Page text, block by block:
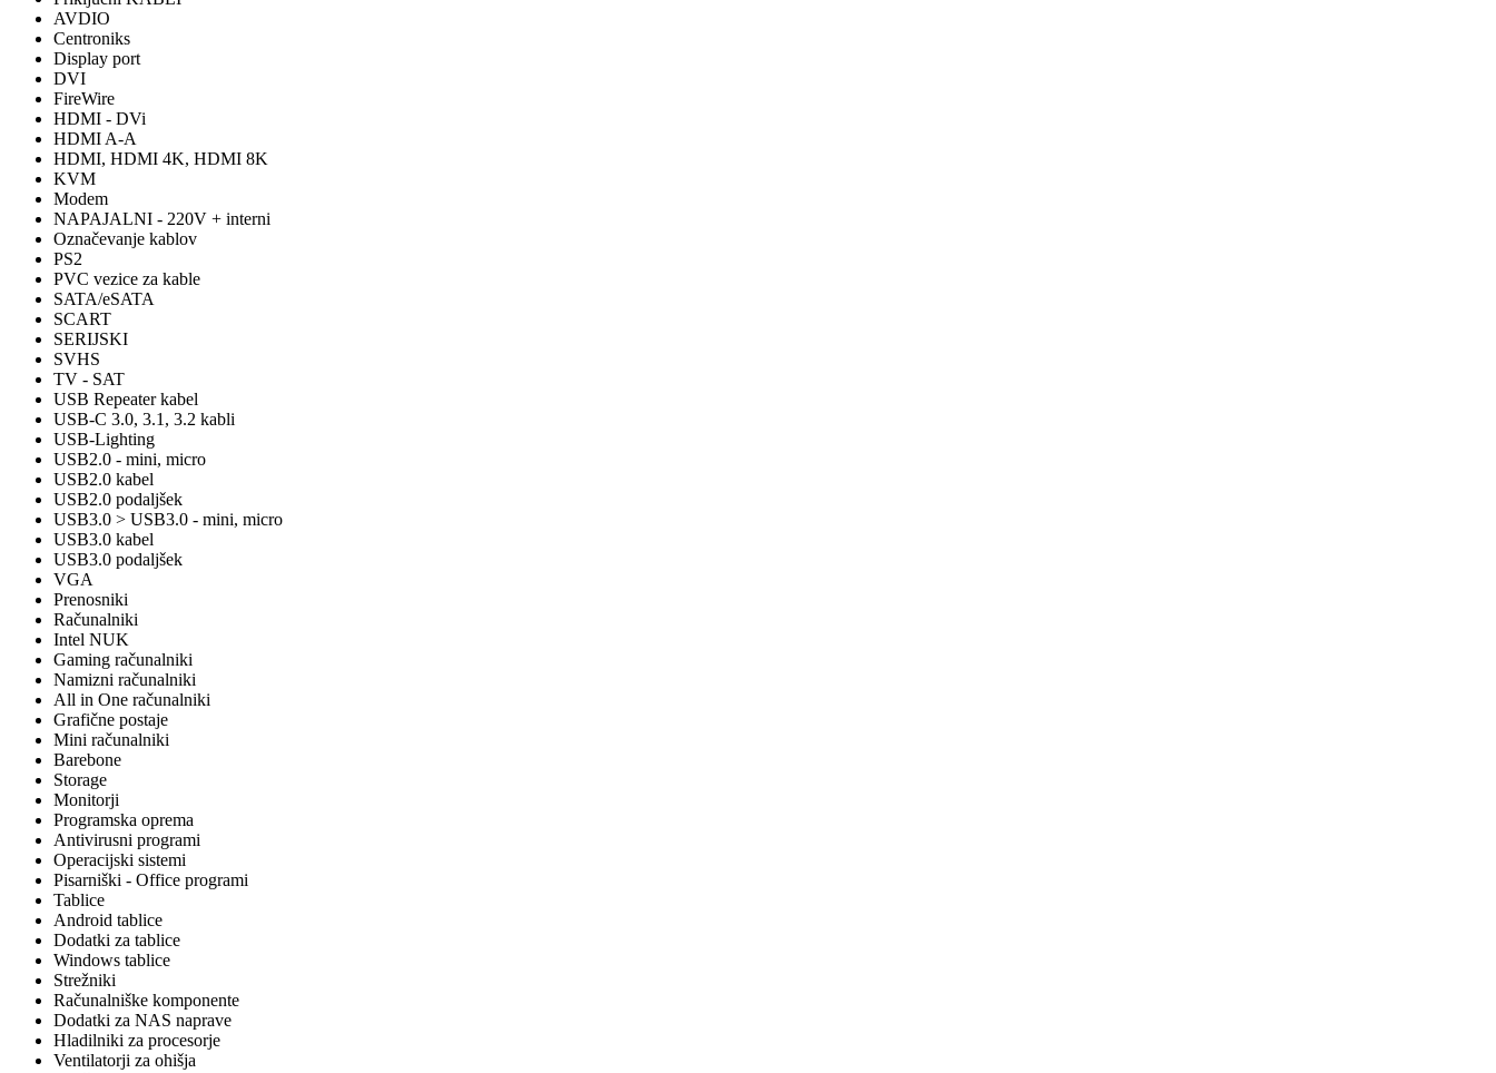
AVDIO
Centroniks
Display port
DVI
FireWire
HDMI - DVi
HDMI A-A
HDMI, HDMI 4K, HDMI 8K
KVM
Modem
NAPAJALNI - 220V + interni
Označevanje kablov
PS2
PVC vezice za kable
SATA/eSATA
SCART
SERIJSKI
SVHS
TV - SAT
USB Repeater kabel
USB-C 3.0, 3.1, 3.2 kabli
USB-Lighting
USB2.0 - mini, micro
USB2.0 kabel
USB2.0 podaljšek
USB3.0 > USB3.0 - mini, micro
USB3.0 kabel
USB3.0 podaljšek
VGA
Prenosniki
Računalniki
Intel NUK
Gaming računalniki
Namizni računalniki
All in One računalniki
Grafične postaje
Mini računalniki
Barebone
Storage
Monitorji
Programska oprema
Antivirusni programi
Operacijski sistemi
Pisarniški - Office programi
Tablice
Android tablice
Dodatki za tablice
Windows tablice
Strežniki
Računalniške komponente
Dodatki za NAS naprave
Hladilniki za procesorje
Ventilatorji za ohišja